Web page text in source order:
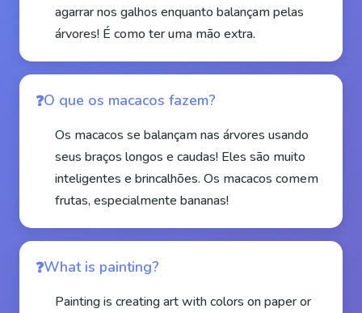
agarrar nos galhos enquanto balançam pelas
árvores! É como ter uma mão extra.
O que os macacos fazem?
Os macacos se balançam nas árvores usando
seus braços longos e caudas! Eles são muito
inteligentes e brincalhões. Os macacos comem
frutas, especialmente bananas!
What is painting?
Painting is creating art with colors on paper or